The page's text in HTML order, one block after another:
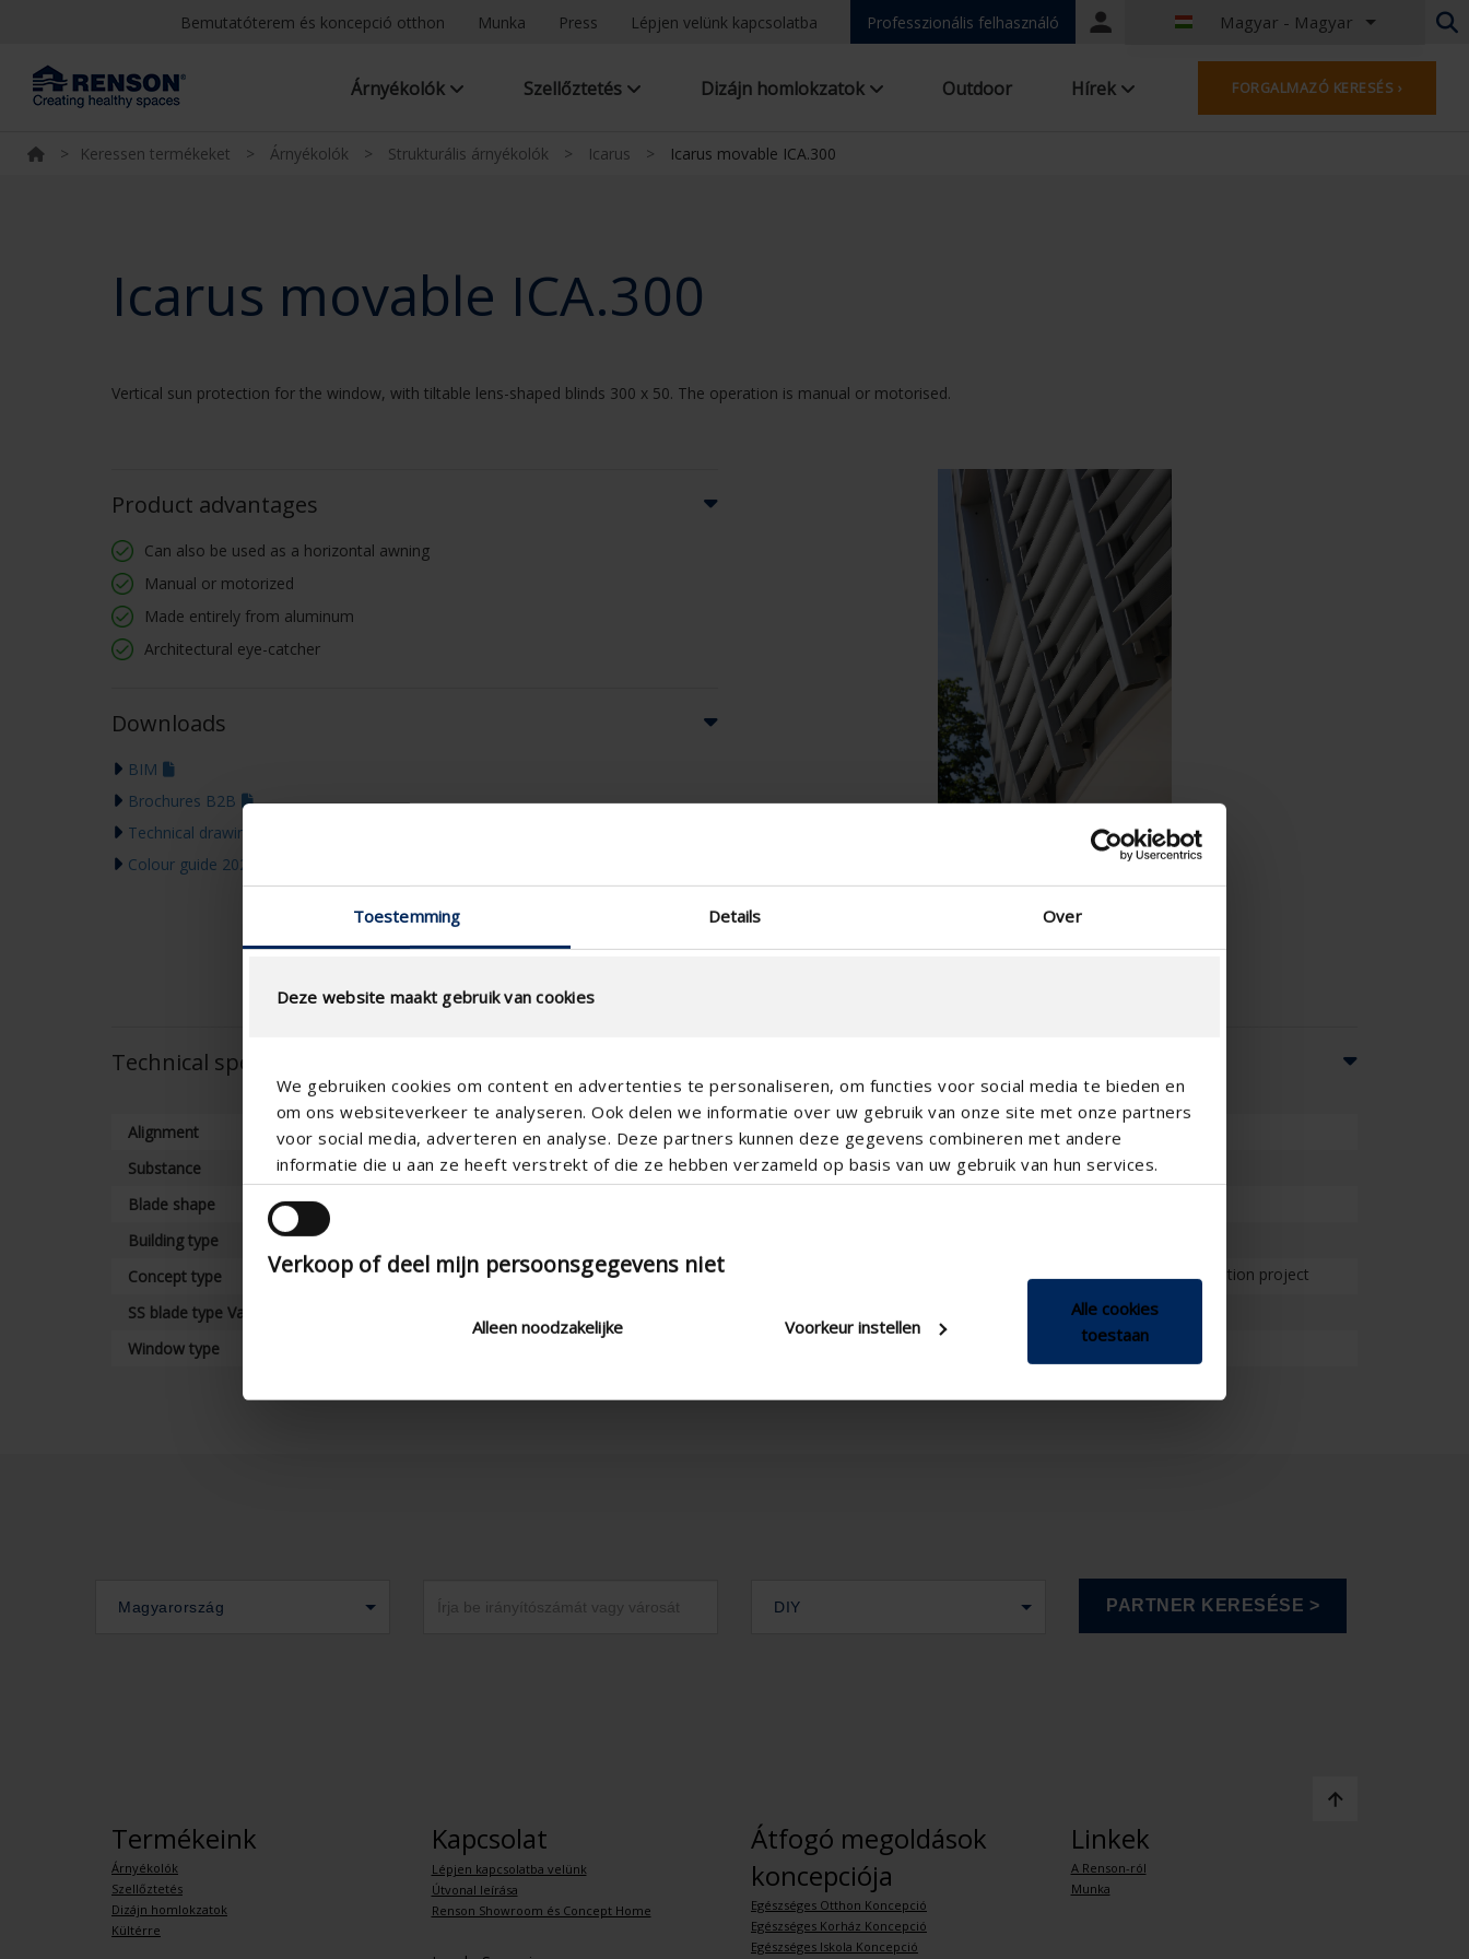
Toestemming Details Over
Deze website maakt gebruik van cookies
We gebruiken cookies om content en advertenties te personaliseren, om functies voor social media te bieden en
om ons websiteverkeer te analyseren. Ook delen we informatie over uw gebruik van onze site met onze partners
voor social media, adverteren en analyse. Deze partners kunnen deze gegevens combineren met andere
informatie die u aan ze heeft verstrekt of die ze hebben verzameld op basis van uw gebruik van hun services.
Verkoop of deel mijn persoonsgegevens niet
Alleen noodzakelijke Voorkeur instellen
Alle cookies
toestaan
Bemutatóterem és koncepció otthon Munka Press Lépjen velünk kapcsolatba Professzionális felhasználó
Portal
Magyar - Magyar
Holland - Belgium
Francia - Belgia
Holland - Hollandia
Árnyékolók Szellőztetés Dizájn homlokzatok Outdoor Hírek FORGALMAZÓ KERESÉS ›
> Keressen termékeket > Árnyékolók > Strukturális árnyékolók > Icarus > Icarus movable ICA.300
Icarus movable ICA.300
Vertical sun protection for the window, with tiltable lens-shaped blinds 300 x 50. The operation is manual or motorised.
Product advantages
Can also be used as a horizontal awning
Manual or motorized
Made entirely from aluminum
Architectural eye-catcher
Downloads
BIM
Brochures B2B
Technical drawing
Colour guide 2026
Technical specifications
Alignment
Vertical
Substance
Aluminum
Blade shape
Building type
Concept type
New construction/Large renovation project , Project , Small renovation project
SS blade type Variant
Window type
Magyarország DIY
Termékeink
Árnyékolók
Szellőztetés
Dizájn homlokzatok
Kültérre
Kapcsolat
Lépjen kapcsolatba velünk
Útvonal leírása
Renson Showroom és Concept Home
Átfogó megoldások
koncepciója
Egészséges Otthon Koncepció
Egészséges Korház Koncepció
Egészséges Iskola Koncepció
Linkek
A Renson-ról
Munka